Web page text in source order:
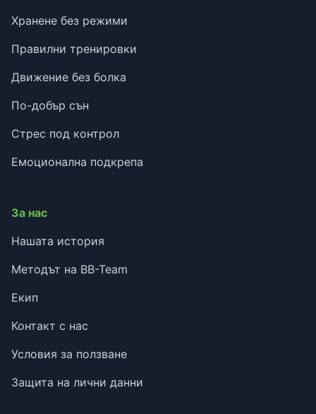
Хранене без режими
Правилни тренировки
Движение без болка
По-добър сън
Стрес под контрол
Емоционална подкрепа
За нас
Нашата история
Методът на BB-Team
Екип
Контакт с нас
Условия за ползване
Защита на лични данни